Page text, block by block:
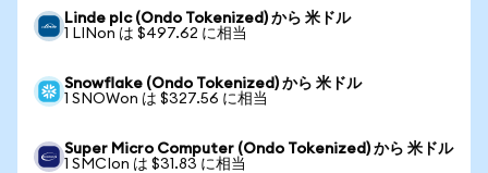
Linde plc (Ondo Tokenized) から 米ドル
1 LINon は $497.62 に相当
Snowflake (Ondo Tokenized) から 米ドル
1 SNOWon は $327.56 に相当
Super Micro Computer (Ondo Tokenized) から 米ドル
1 SMCIon は $31.83 に相当